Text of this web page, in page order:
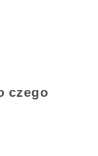
czego